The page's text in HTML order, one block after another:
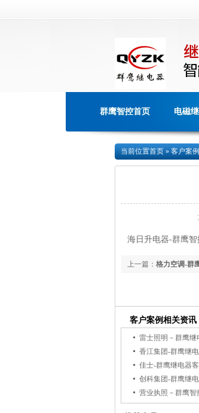
群鹰智控首页 电磁
当前位置首页»客户案例
海日升电器-群鹰智
上一篇： 格力空调-群
客户案例相关资讯
雷士照明－群鹰继
香江集团-群鹰继
佳士-群鹰继电器
创科集团-群鹰继
营业执照－群鹰智